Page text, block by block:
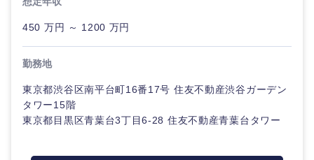
450 万円 ～ 1200 万円
勤務地
東京都渋谷区南平台町16番17号 住友不動産渋谷ガーデン
タワー15階
東京都目黒区青葉台3丁目6-28 住友不動産青葉台タワー